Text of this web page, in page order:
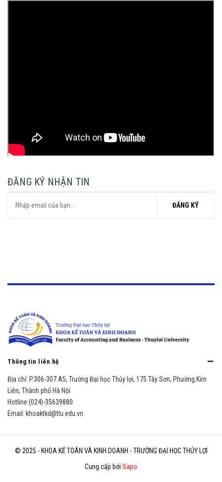
ĐĂNG KÝ NHẬN TIN
ĐĂNG KÝ
Thông tin liên hệ
Địa chỉ: P.306-307 A5, Trường Đại học Thủy lợi, 175 Tây Sơn, Phường Kim
Liên, Thành phố Hà Nội
Hotline:(024)-35639880
Email: khoaktkd@tlu.edu.vn
© 2025 - KHOA KẾ TOÁN VÀ KINH DOANH - TRƯỜNG ĐẠI HỌC THỦY LỢI
Cung cấp bởi Sapo